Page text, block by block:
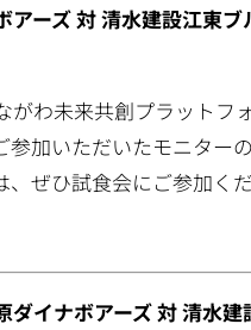
ーズ 対 清水建設江東ブ
わ未来共創プラットフ
加いただいたモニター
ぜひ試食会にご参加くだ
イナボアーズ 対 清水建